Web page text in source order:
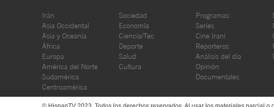
Irán
Asia Occidental
Asia y Oceanía
África
Europa
América del Norte
Sudamérica
Centroamérica
Sociedad
Economía
Ciencia/Tec
Deporte
Salud
Cultura
Programas
Series
Cine Iraní
Reporteros
Análisis del día
Opinión
Documentales